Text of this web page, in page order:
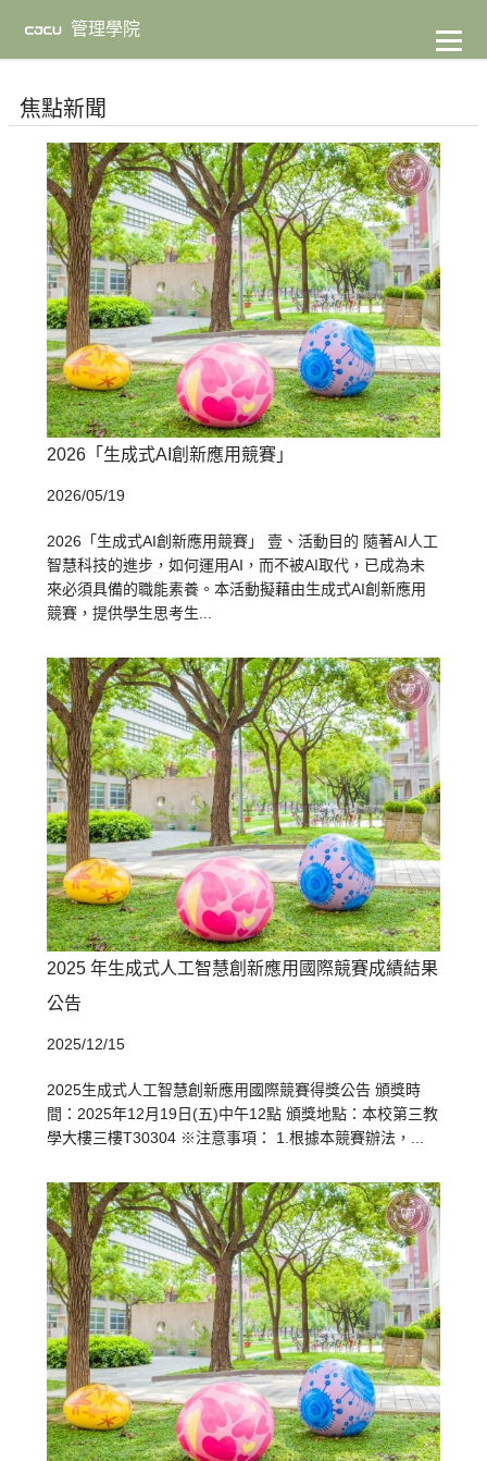
主
容
管理學院
焦點新聞
2026「生成式AI創新應用競賽」
2026/05/19
2026「生成式AI創新應用競賽」 壹、活動目的 隨著AI人工
智慧科技的進步，如何運用AI，而不被AI取代，已成為未
來必須具備的職能素養。本活動擬藉由生成式AI創新應用
競賽，提供學生思考生...
2025 年生成式人工智慧創新應用國際競賽成績結果
公告
2025/12/15
2025生成式人工智慧創新應用國際競賽得獎公告 頒獎時
間：2025年12月19日(五)中午12點 頒獎地點：本校第三教
學大樓三樓T30304 ※注意事項： 1.根據本競賽辦法，...